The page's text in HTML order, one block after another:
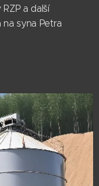
a další
syna Petra